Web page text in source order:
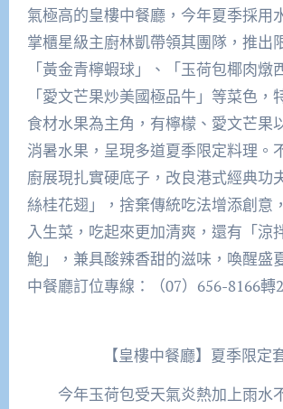
氣極高的皇樓中餐廳，今年夏季採用
掌櫃星級主廚林凱帶領其團隊，推出
「黃金青檸蝦球」、「玉荷包椰肉燉
「愛文芒果炒美國極品牛」等菜色，
食材水果為主角，有檸檬、愛文芒果
消暑水果，呈現多道夏季限定料理。
廚展現扎實硬底子，改良港式經典功
絲桂花翅」，捨棄傳統吃法增添創意
入生菜，吃起來更加清爽，還有「涼
鮑」，兼具酸辣香甜的滋味，喚醒盛
中餐廳訂位專線：（07）656-8166轉
【皇樓中餐廳】夏季限定
今年玉荷包受天氣炎熱加上雨水